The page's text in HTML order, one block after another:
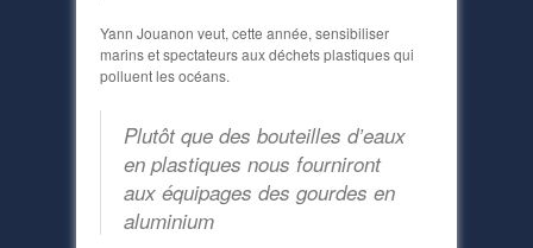
Yann Jouanon veut, cette année, sensibiliser
marins et spectateurs aux déchets plastiques qui
polluent les océans.
Plutôt que des bouteilles d’eaux
en plastiques nous fourniront
aux équipages des gourdes en
aluminium